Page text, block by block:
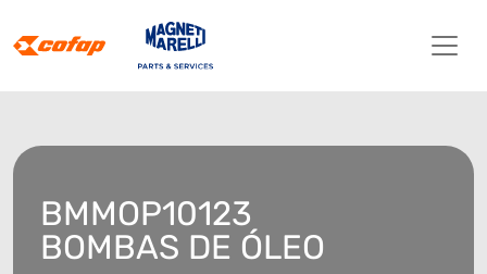
BMMOP10123
BOMBAS DE ÓLEO